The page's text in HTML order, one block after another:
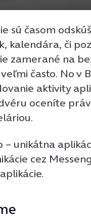
sú časom
kalendára, či
zamerané na
často. No v
aktivity
oceníte
unikátna
cez